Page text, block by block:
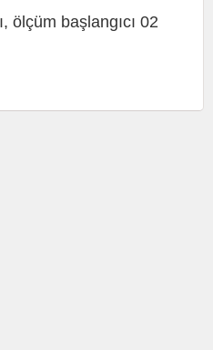
ölçüm başlangıcı 02